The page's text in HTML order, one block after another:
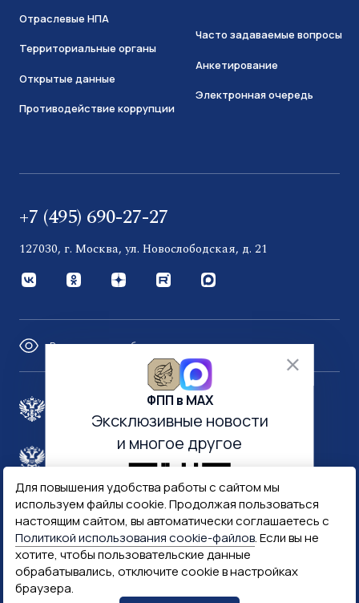
Для повышения удобства работы с сайтом мы
используем файлы cookie. Продолжая пользоваться
настоящим сайтом, вы автоматически соглашаетесь с
Политикой использования cookie-файлов. Если вы не
хотите, чтобы пользовательские данные
обрабатывались, отключите cookie в настройках
браузера.
Отраслевые НПА
Территориальные органы
Открытые данные
Противодействие коррупции
Часто задаваемые вопросы
Анкетирование
Электронная очередь
+7 (495) 690-27-27
127030, г. Москва, ул. Новослободская, д. 21
Версия для слабовидящих
Правительство России
Минфин России Гознак
Госуслуги Госключ
Госслужба
ФПП в МАХ
Эксклюзивные новости
и многое другое